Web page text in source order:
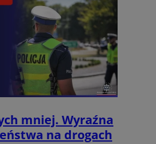
mniej. Wyraźna
na drogach